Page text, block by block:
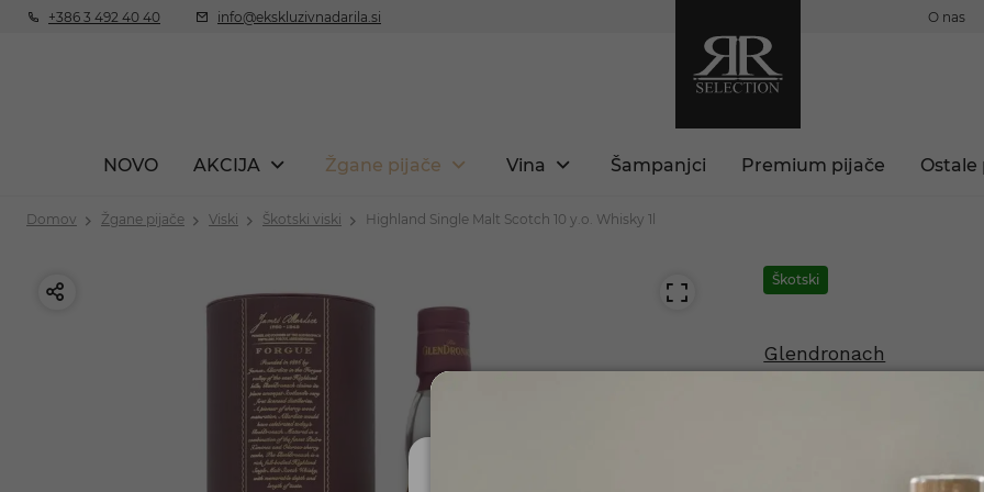
+386 3 492 40 40 info@ekskluzivnadarila.si O nas
NOVO AKCIJA Žgane pijače Vina Šampanjci Premium pijače Ostale
Domov Žgane pijače Viski Škotski viski Highland Single Malt Scotch 10 y.o. Whisky 1l
Škotski
Glendronach